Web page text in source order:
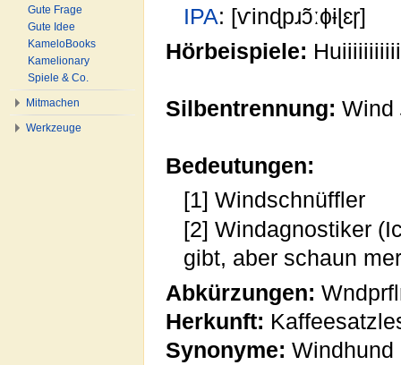
IPA: [ѵinɖpɹɔ̃ːɸɨɭɛɼ]
Hörbeispiele: Huiiiiiiiiiii
Silbentrennung: Wind
Bedeutungen:
[1] Windschnüffler
[2] Windagnostiker
gibt, aber schaun
Abkürzungen:
Herkunft:
Synonyme: Windhund
Gute Frage
Gute Idee
KameloBooks
Kamelionary
Spiele & Co.
Mitmachen
Werkzeuge